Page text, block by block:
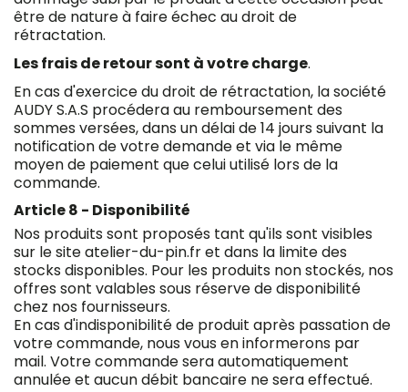
être de nature à faire échec au droit de
rétractation.
Les frais de retour sont à votre charge.
En cas d'exercice du droit de rétractation, la société
AUDY S.A.S procédera au remboursement des
sommes versées, dans un délai de 14 jours suivant la
notification de votre demande et via le même
moyen de paiement que celui utilisé lors de la
commande.
Article 8 - Disponibilité
Nos produits sont proposés tant qu'ils sont visibles
sur le siteatelier-du-pin.fret dans la limite des
stocks disponibles. Pour les produits non stockés, nos
offres sont valables sous réserve de disponibilité
chez nos fournisseurs.
En cas d'indisponibilité de produit après passation de
votre commande, nous vous en informerons par
mail. Votre commande sera automatiquement
annulée et aucun débit bancaire ne sera effectué.